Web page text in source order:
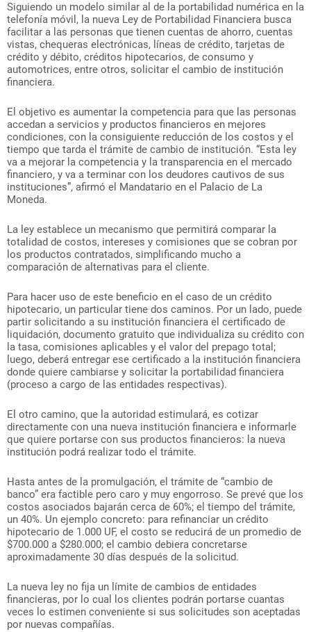
Siguiendo un modelo similar al de la portabilidad numérica en la
telefonía móvil, la nueva Ley de Portabilidad Financiera busca
facilitar a las personas que tienen cuentas de ahorro, cuentas
vistas, chequeras electrónicas, líneas de crédito, tarjetas de
crédito y débito, créditos hipotecarios, de consumo y
automotrices, entre otros, solicitar el cambio de institución
financiera.
El objetivo es aumentar la competencia para que las personas
accedan a servicios y productos financieros en mejores
condiciones, con la consiguiente reducción de los costos y el
tiempo que tarda el trámite de cambio de institución. “Esta ley
va a mejorar la competencia y la transparencia en el mercado
financiero, y va a terminar con los deudores cautivos de sus
instituciones”, afirmó el Mandatario en el Palacio de La
Moneda.
La ley establece un mecanismo que permitirá comparar la
totalidad de costos, intereses y comisiones que se cobran por
los productos contratados, simplificando mucho a
comparación de alternativas para el cliente.
Para hacer uso de este beneficio en el caso de un crédito
hipotecario, un particular tiene dos caminos. Por un lado, puede
partir solicitando a su institución financiera el certificado de
liquidación, documento gratuito que individualiza su crédito con
la tasa, comisiones aplicables y el valor del prepago total;
luego, deberá entregar ese certificado a la institución financiera
donde quiere cambiarse y solicitar la portabilidad financiera
(proceso a cargo de las entidades respectivas).
El otro camino, que la autoridad estimulará, es cotizar
directamente con una nueva institución financiera e informarle
que quiere portarse con sus productos financieros: la nueva
institución podrá realizar todo el trámite.
Hasta antes de la promulgación, el trámite de “cambio de
banco” era factible pero caro y muy engorroso. Se prevé que los
costos asociados bajarán cerca de 60%; el tiempo del trámite,
un 40%. Un ejemplo concreto: para refinanciar un crédito
hipotecario de 1.000 UF, el costo se reducirá de un promedio de
$700.000 a $280.000; el cambio debiera concretarse
aproximadamente 30 días después de la solicitud.
La nueva ley no fija un límite de cambios de entidades
financieras, por lo cual los clientes podrán portarse cuantas
veces lo estimen conveniente si sus solicitudes son aceptadas
por nuevas compañías.